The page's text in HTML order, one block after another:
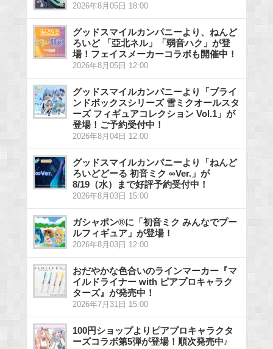
2026年8月05日 18:00
グッドスマイルカンパニーより、ねんど
ろいど 「亞北ネル」「弱音ハク」が登
場！フェイスメーカーコラボも開催中！
2026年8月05日 12:00
グッドスマイルカンパニーより「ブライ
ンドボックスシリーズ 雪ミクオールスタ
ーズ フィギュアコレクション Vol.1」が
登場！ご予約受付中！
2026年8月04日 12:00
グッドスマイルカンパニーより「ねんど
ろいどどーる 初音ミク ∞Ver.」が
8/19（水）まで好評予約受付中！
2026年8月03日 15:00
ガシャポン®に「初音ミク みんなでプー
ルフィギュア」が登場！
2026年8月03日 12:00
おだやかな色合いのラインマーカー『マ
イルドライナー with ピアプロキャラク
ターズ』が発売中！
2026年7月31日 15:00
100円ショップよりピアプロキャラクタ
ーズコラボ第5弾が登場！順次発売中♪